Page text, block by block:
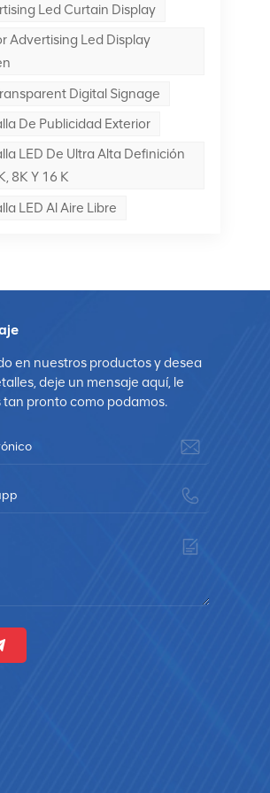
Led Curtain Display
Advertising Led Display
Digital Signage
De Publicidad Exterior
LED De Ultra Alta Definición
8K Y 16 K
LED Al Aire Libre
en nuestros productos y desea
deje un mensaje aquí, le
pronto como podamos.